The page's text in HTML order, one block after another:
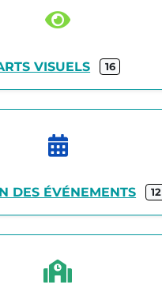
VISUELS 16
DES ÉVÉNEMENTS 12